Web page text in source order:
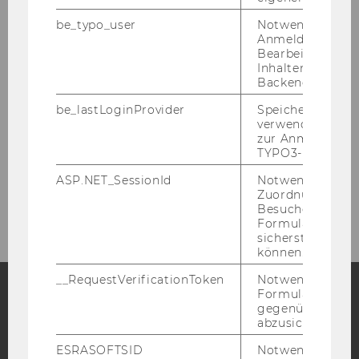
Forschungsgebiete (Freitext)
) | Ge­sund­heits­
öko­no­mie (
De­tails) | Ver­si­che­rungs­be­triebs­
leh­re (
De­tails) | Al­ters­vor­sor­ge ( De­tails
Blog
be_typo_user
Notwendig für
Anmeldung und
Bearbeitung von
Inhalten im
Backend.
be_lastLoginProvider
Speichert die
verwendete
zur Anmeldung
TYPO3-Backend.
ASP.NET_SessionId
Notwendig, um
Zuordnung von
Besucher zu
sicherstellen zu
können.
__RequestVerificationToken
Notwendig, um
gegenüber
abzusichern.
ESRASOFTSID
Notwendig zur